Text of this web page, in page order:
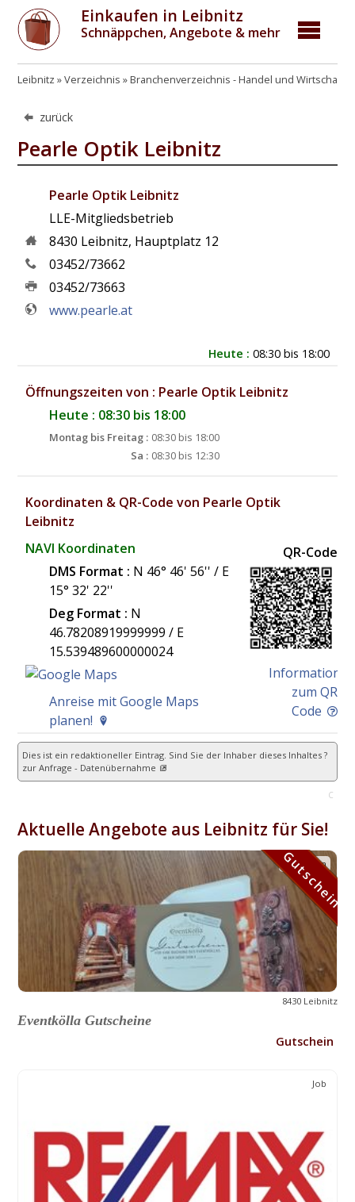
Einkaufen in Leibnitz
Schnäppchen, Angebote & mehr
Leibnitz Verzeichnis Branchenverzeichnis - Handel und Wirtschaft
zurück
Pearle Optik Leibnitz
Pearle Optik Leibnitz
LLE-Mitgliedsbetrieb
8430 Leibnitz, Hauptplatz 12
03452/73662
03452/73663
www.pearle.at
Heute : 08:30 bis 18:00
Öffnungszeiten von : Pearle Optik Leibnitz
Heute : 08:30 bis 18:00
Montag bis Freitag : 08:30 bis 18:00
Sa : 08:30 bis 12:30
Koordinaten & QR-Code von Pearle Optik
Leibnitz
NAVI Koordinaten
DMS Format : N 46° 46' 56'' / E
15° 32' 22''
Deg Format : N
46.78208919999999 / E
15.539489600000024
Anreise mit Google Maps
planen!
QR-Code
Information
zum QR
Code
Dies ist ein redaktioneller Eintrag. Sind Sie der Inhaber dieses Inhaltes ?
zur Anfrage - Datenübernahme
C
Aktuelle Angebote aus Leibnitz für Sie!
Gutschein
8430 Leibnitz
Eventkölla Gutscheine
Gutschein
Gutschein
Job